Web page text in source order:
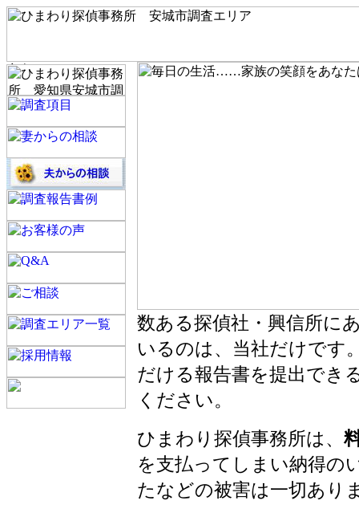
数ある探偵社・興信所に
いるのは、当社だけです
だける報告書を提出でき
ください。
ひまわり探偵事務所は、
を支払ってしまい納得の
たなどの被害は一切あり